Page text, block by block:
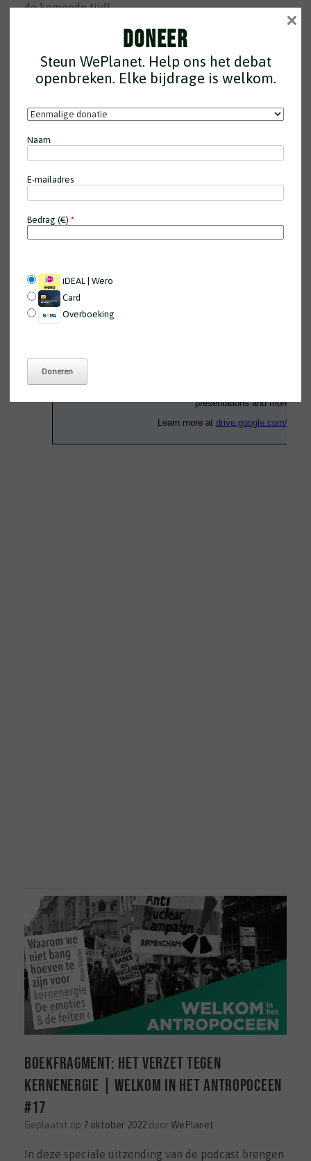
de komende tijd!
Er is beperkt plek en entree is gratis, dus meld je
snel aan via onderstaand formulier!
Boekfragment: Het verzet tegen
kernenergie | Welkom in het Antropoceen
#17
Geplaatst op 7 oktober 2022 door WePlanet
In deze speciale uitzending van de podcast brengen
Doneer
Steun WePlanet. Help ons het debat
openbreken. Elke bijdrage is welkom.
Naam
E-mailadres
Bedrag (€) *
iDEAL | Wero
Card
Overboeking
×